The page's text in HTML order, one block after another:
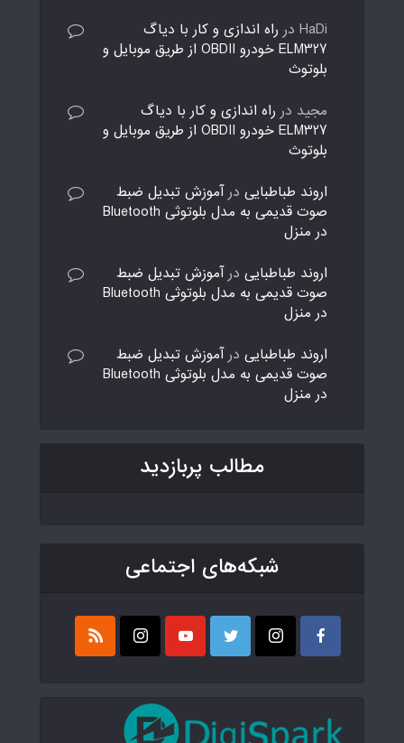
HaDi در راه اندازی و کار با دیاگ
ELM327 خودرو OBDII از طریق موبایل و
بلوتوث
مجید در راه اندازی و کار با دیاگ
ELM327 خودرو OBDII از طریق موبایل و
بلوتوث
اروند طباطبایی درآموزش تبدیل ضبط
صوت قدیمی به مدل بلوتوثی Bluetooth
در منزل
اروند طباطبایی درآموزش تبدیل ضبط
صوت قدیمی به مدل بلوتوثی Bluetooth
در منزل
اروند طباطبایی درآموزش تبدیل ضبط
صوت قدیمی به مدل بلوتوثی Bluetooth
در منزل
مطالب پربازدید
شبکه‌های اجتماعی